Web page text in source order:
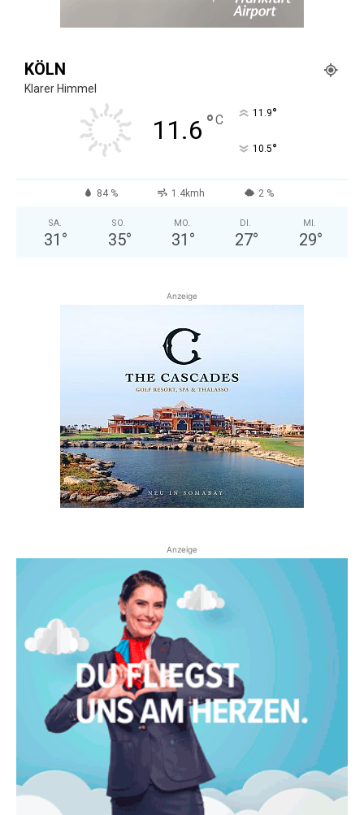
KÖLN
Klarer Himmel
11.6 °C 11.9°
10.5°
84 % 1.4kmh 2 %
SA.
31 °
SO.
35°
MO.
31 °
DI.
27°
MI.
29°
Anzeige
Anzeige